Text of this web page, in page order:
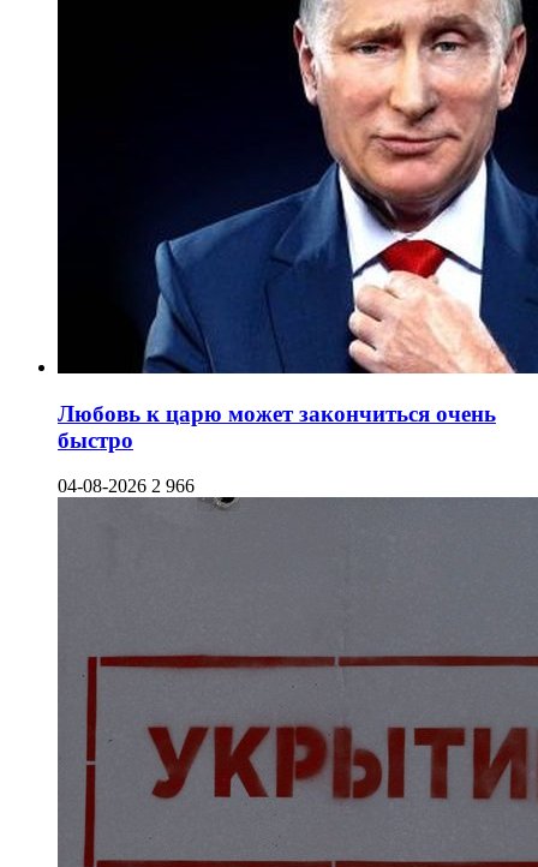
Любовь к царю может закончиться очень
быстро
04-08-2026 2 966